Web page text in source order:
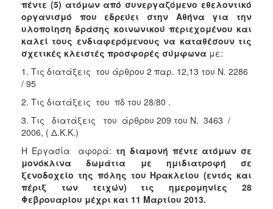
ΠΟΛΙΤΙΣΜΟΣ
ΑΝΘΕΚΤΙΚΗ
ΠΟΛΗ
πέντε (5) ατόμων από συνεργαζόμενο εθελοντικό
οργανισμό που εδρεύει στην Αθήνα για την
υλοποίηση δράσης κοινωνικού περιεχομένου και
καλεί τους ενδιαφερόμενους να καταθέσουν τις
σχετικές κλειστές προσφορές σύμφωνα με:
1. Τις διατάξεις του άρθρου 2 παρ. 12,13 του Ν. 2286
/ 95
2. Τις διατάξεις του πδ του 28/80 .
3. Τις διατάξεις του άρθρου 209 του Ν. 3463 /
2006, ( Δ.Κ.Κ.)
Η Εργασία αφορά: τη διαμονή πέντε ατόμων σε
μονόκλινα δωμάτια με ημιδιατροφή σε
ξενοδοχείο της πόλης του Ηρακλείου (εντός και
πέριξ των τειχών) τις ημερομηνίες 28
Φεβρουαρίου μέχρι και 11 Μαρτίου 2013.